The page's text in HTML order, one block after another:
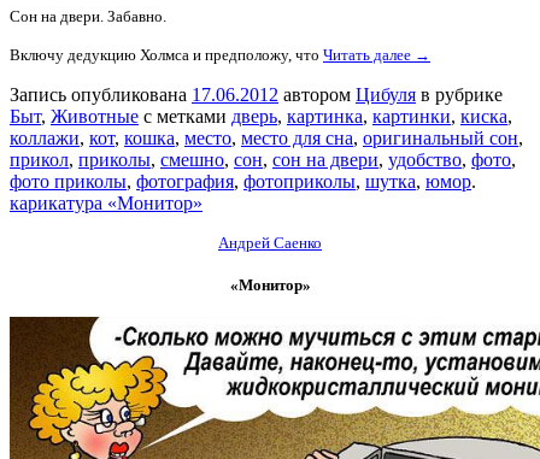
Сон на двери. Забавно.
Включу дедукцию Холмса и предположу, что Читать далее →
Запись опубликована 17.06.2012 автором Цибуля в рубрике
Быт, Животные с метками дверь, картинка, картинки, киска,
коллажи, кот, кошка, место, место для сна, оригинальный сон,
прикол, приколы, смешно, сон, сон на двери, удобство, фото,
фото приколы, фотография, фотоприколы, шутка, юмор.
карикатура «Монитор»
Андрей Саенко
«Монитор»